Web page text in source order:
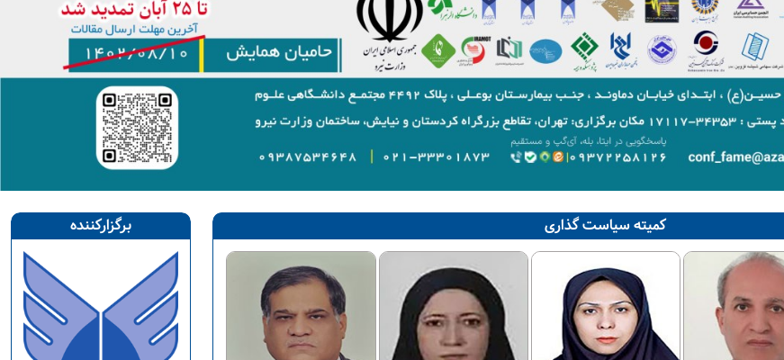
کمیته سیاست گذاری برگزارکننده